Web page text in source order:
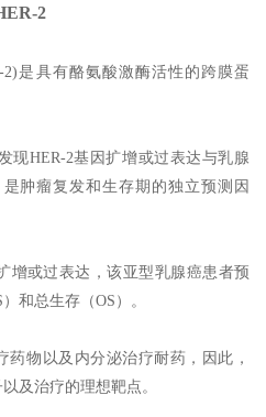
2
2)是具有酪氨酸激酶活性的跨膜蛋
现HER-2基因扩增或过表达与乳腺
肿瘤复发和生存期的独立预测因
增或过表达，该亚型乳腺癌患者预
和总生存（OS）。
药物以及内分泌治疗耐药，因此，
及治疗的理想靶点。